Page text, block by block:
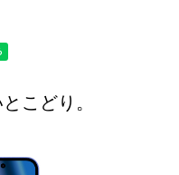
こどり。